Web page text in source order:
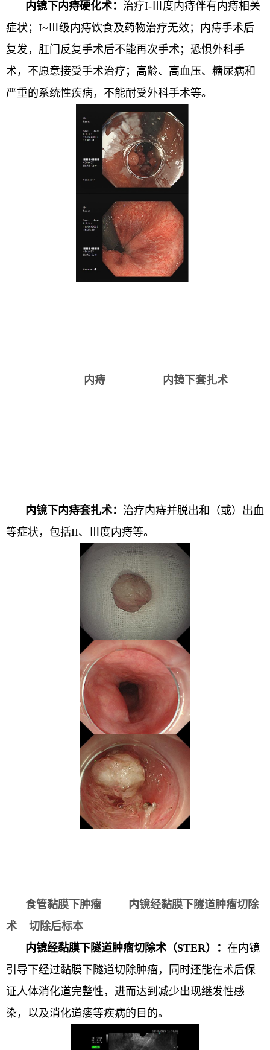
内镜下内痔硬化术： 治疗I-Ⅲ度内痔伴有内痔相关
症状；I~Ⅲ级内痔饮食及药物治疗无效；内痔手术后
复发，肛门反复手术后不能再次手术；恐惧外科手
术，不愿意接受手术治疗；高龄、高血压、糖尿病和
严重的系统性疾病，不能耐受外科手术等。
内痔 内镜下套扎术
内镜下内痔套扎术： 治疗内痔并脱出和（或）出血
等症状，包括II、Ⅲ度内痔等。
食管黏膜下肿瘤
内镜经黏膜下隧道肿瘤切除
术 切除后标本
内镜经黏膜下隧道肿瘤切除术（STER）： 在内镜
引导下经过黏膜下隧道切除肿瘤，同时还能在术后保
证人体消化道完整性，进而达到减少出现继发性感
染，以及消化道瘘等疾病的目的。